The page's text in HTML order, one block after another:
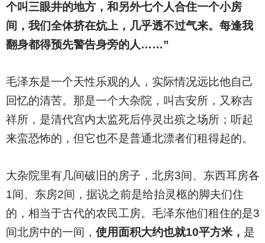
个叫三眼井的地方，和另外七个人合住一个小房
间，我们全体挤在炕上，几乎透不过气来。每逢我
翻身都得预先警告身旁的人……”
毛泽东是一个天性乐观的人，实际情况远比他自己
回忆的清苦。那是一个大杂院，叫吉安所，又称吉
祥所，是清代宫内太监死后停灵出殡之场所；听起
来蛮恐怖的，但它也不是普通北漂者们租得起的。
大杂院里有几间破旧的房子，北房3间、东西耳房各
1间、东房2间，据说之前是给抬灵柩的脚夫们住
的，相当于古代的农民工房。毛泽东他们租住的是3
间北房中的一间， 使用面积大约也就10平方米， 是